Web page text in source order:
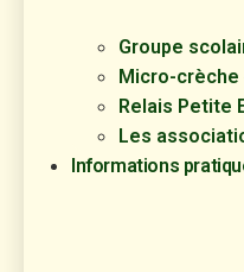
Groupe
Micro-crèche
Relais Petite
Les
Informations